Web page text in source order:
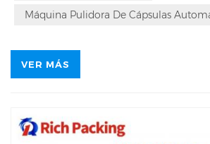
Máquina Pulidora De Cápsulas
VER MÁS